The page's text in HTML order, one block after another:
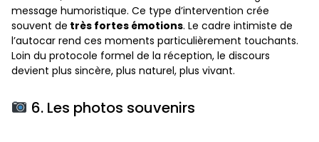
message humoristique. Ce type d’intervention crée
souvent de très fortes émotions. Le cadre intimiste de
l’autocar rend ces moments particulièrement touchants.
Loin du protocole formel de la réception, le discours
devient plus sincère, plus naturel, plus vivant.
6. Les photos souvenirs